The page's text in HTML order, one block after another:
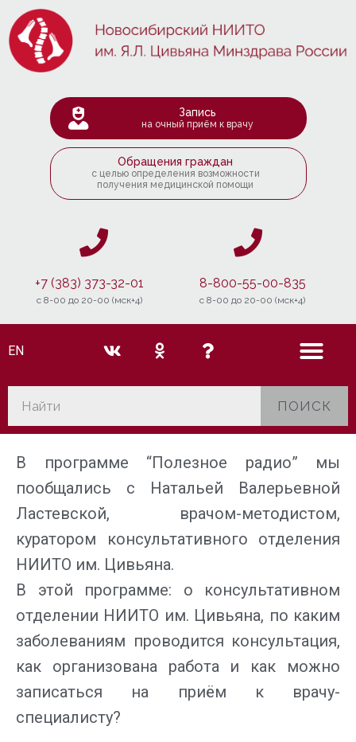
Запись
на очный приём к врачу
Обращения граждан
с целью определения возможности
получения медицинской помощи
+7 (383) 373-32-01
c 8-00 до 20-00 (мск+4)
8-800-55-00-835
c 8-00 до 20-00 (мск+4)
EN
ПОИСК
В программе “Полезное радио” мы
пообщались с Натальей Валерьевной
Ластевской, врачом-методистом,
куратором консультативного отделения
НИИТО им. Цивьяна.
В этой программе: о консультативном
отделении НИИТО им. Цивьяна, по каким
заболеваниям проводится консультация,
как организована работа и как можно
записаться на приём к врачу-
специалисту?